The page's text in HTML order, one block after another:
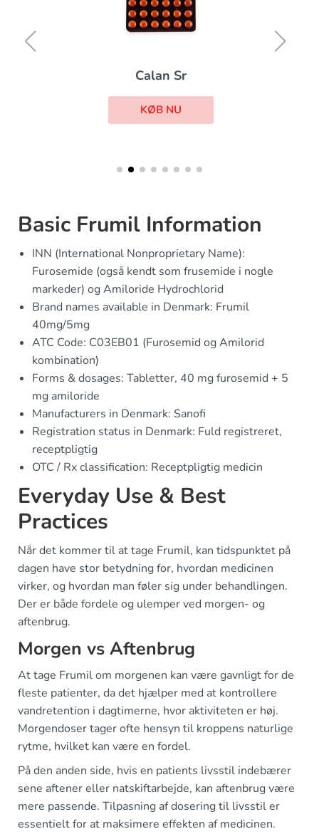
Calan Sr
KØB NU
Basic Frumil Information
INN (International Nonproprietary Name):
Furosemide (også kendt som frusemide i nogle
markeder) og Amiloride Hydrochlorid
Brand names available in Denmark: Frumil
40mg/5mg
ATC Code: C03EB01 (Furosemid og Amilorid
kombination)
Forms & dosages: Tabletter, 40 mg furosemid + 5
mg amiloride
Manufacturers in Denmark: Sanofi
Registration status in Denmark: Fuld registreret,
receptpligtig
OTC / Rx classification: Receptpligtig medicin
Everyday Use & Best
Practices
Når det kommer til at tage Frumil, kan tidspunktet på
dagen have stor betydning for, hvordan medicinen
virker, og hvordan man føler sig under behandlingen.
Der er både fordele og ulemper ved morgen- og
aftenbrug.
Morgen vs Aftenbrug
At tage Frumil om morgenen kan være gavnligt for de
fleste patienter, da det hjælper med at kontrollere
vandretention i dagtimerne, hvor aktiviteten er høj.
Morgendoser tager ofte hensyn til kroppens naturlige
rytme, hvilket kan være en fordel.
På den anden side, hvis en patients livsstil indebærer
sene aftener eller natskiftarbejde, kan aftenbrug være
mere passende. Tilpasning af dosering til livsstil er
essentielt for at maksimere effekten af medicinen.